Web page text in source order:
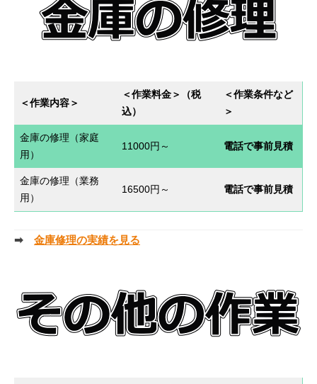
＜作業内容＞
＜作業料金＞（税
込）
＜作業条件など
＞
金庫の修理（家庭
用）
11000円～ 電話で事前見積
金庫の修理（業務
用）
16500円～ 電話で事前見積
➡ 金庫修理の実績を見る